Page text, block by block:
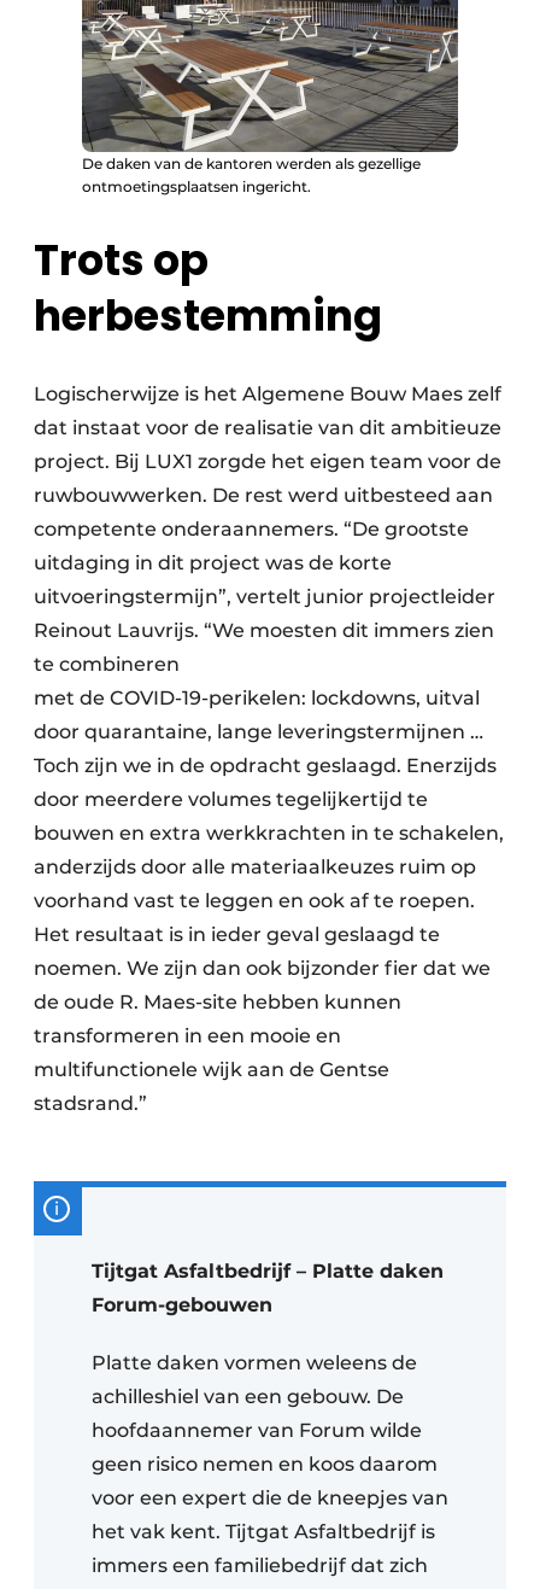
De daken van de kantoren werden als gezellige
ontmoetingsplaatsen ingericht.
Trots op
herbestemming
Logischerwijze is het Algemene Bouw Maes zelf
dat instaat voor de realisatie van dit ambitieuze
project. Bij LUX1 zorgde het eigen team voor de
ruwbouwwerken. De rest werd uitbesteed aan
competente onderaannemers. “De grootste
uitdaging in dit project was de korte
uitvoeringstermijn”, vertelt junior projectleider
Reinout Lauvrijs. “We moesten dit immers zien
te combineren
met de COVID-19-perikelen: lockdowns, uitval
door quarantaine, lange leveringstermijnen …
Toch zijn we in de opdracht geslaagd. Enerzijds
door meerdere volumes tegelijkertijd te
bouwen en extra werkkrachten in te schakelen,
anderzijds door alle materiaalkeuzes ruim op
voorhand vast te leggen en ook af te roepen.
Het resultaat is in ieder geval geslaagd te
noemen. We zijn dan ook bijzonder fier dat we
de oude R. Maes-site hebben kunnen
transformeren in een mooie en
multifunctionele wijk aan de Gentse
stadsrand.”
Tijtgat Asfaltbedrijf – Platte daken
Forum-gebouwen
Platte daken vormen weleens de
achilleshiel van een gebouw. De
hoofdaannemer van Forum wilde
geen risico nemen en koos daarom
voor een expert die de kneepjes van
het vak kent. Tijtgat Asfaltbedrijf is
immers een familiebedrijf dat zich